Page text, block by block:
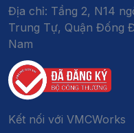
Địa chỉ: Tầng 2, N14
Trung Tự, Quận Đống
Nam
Kết nối với VMCWorks